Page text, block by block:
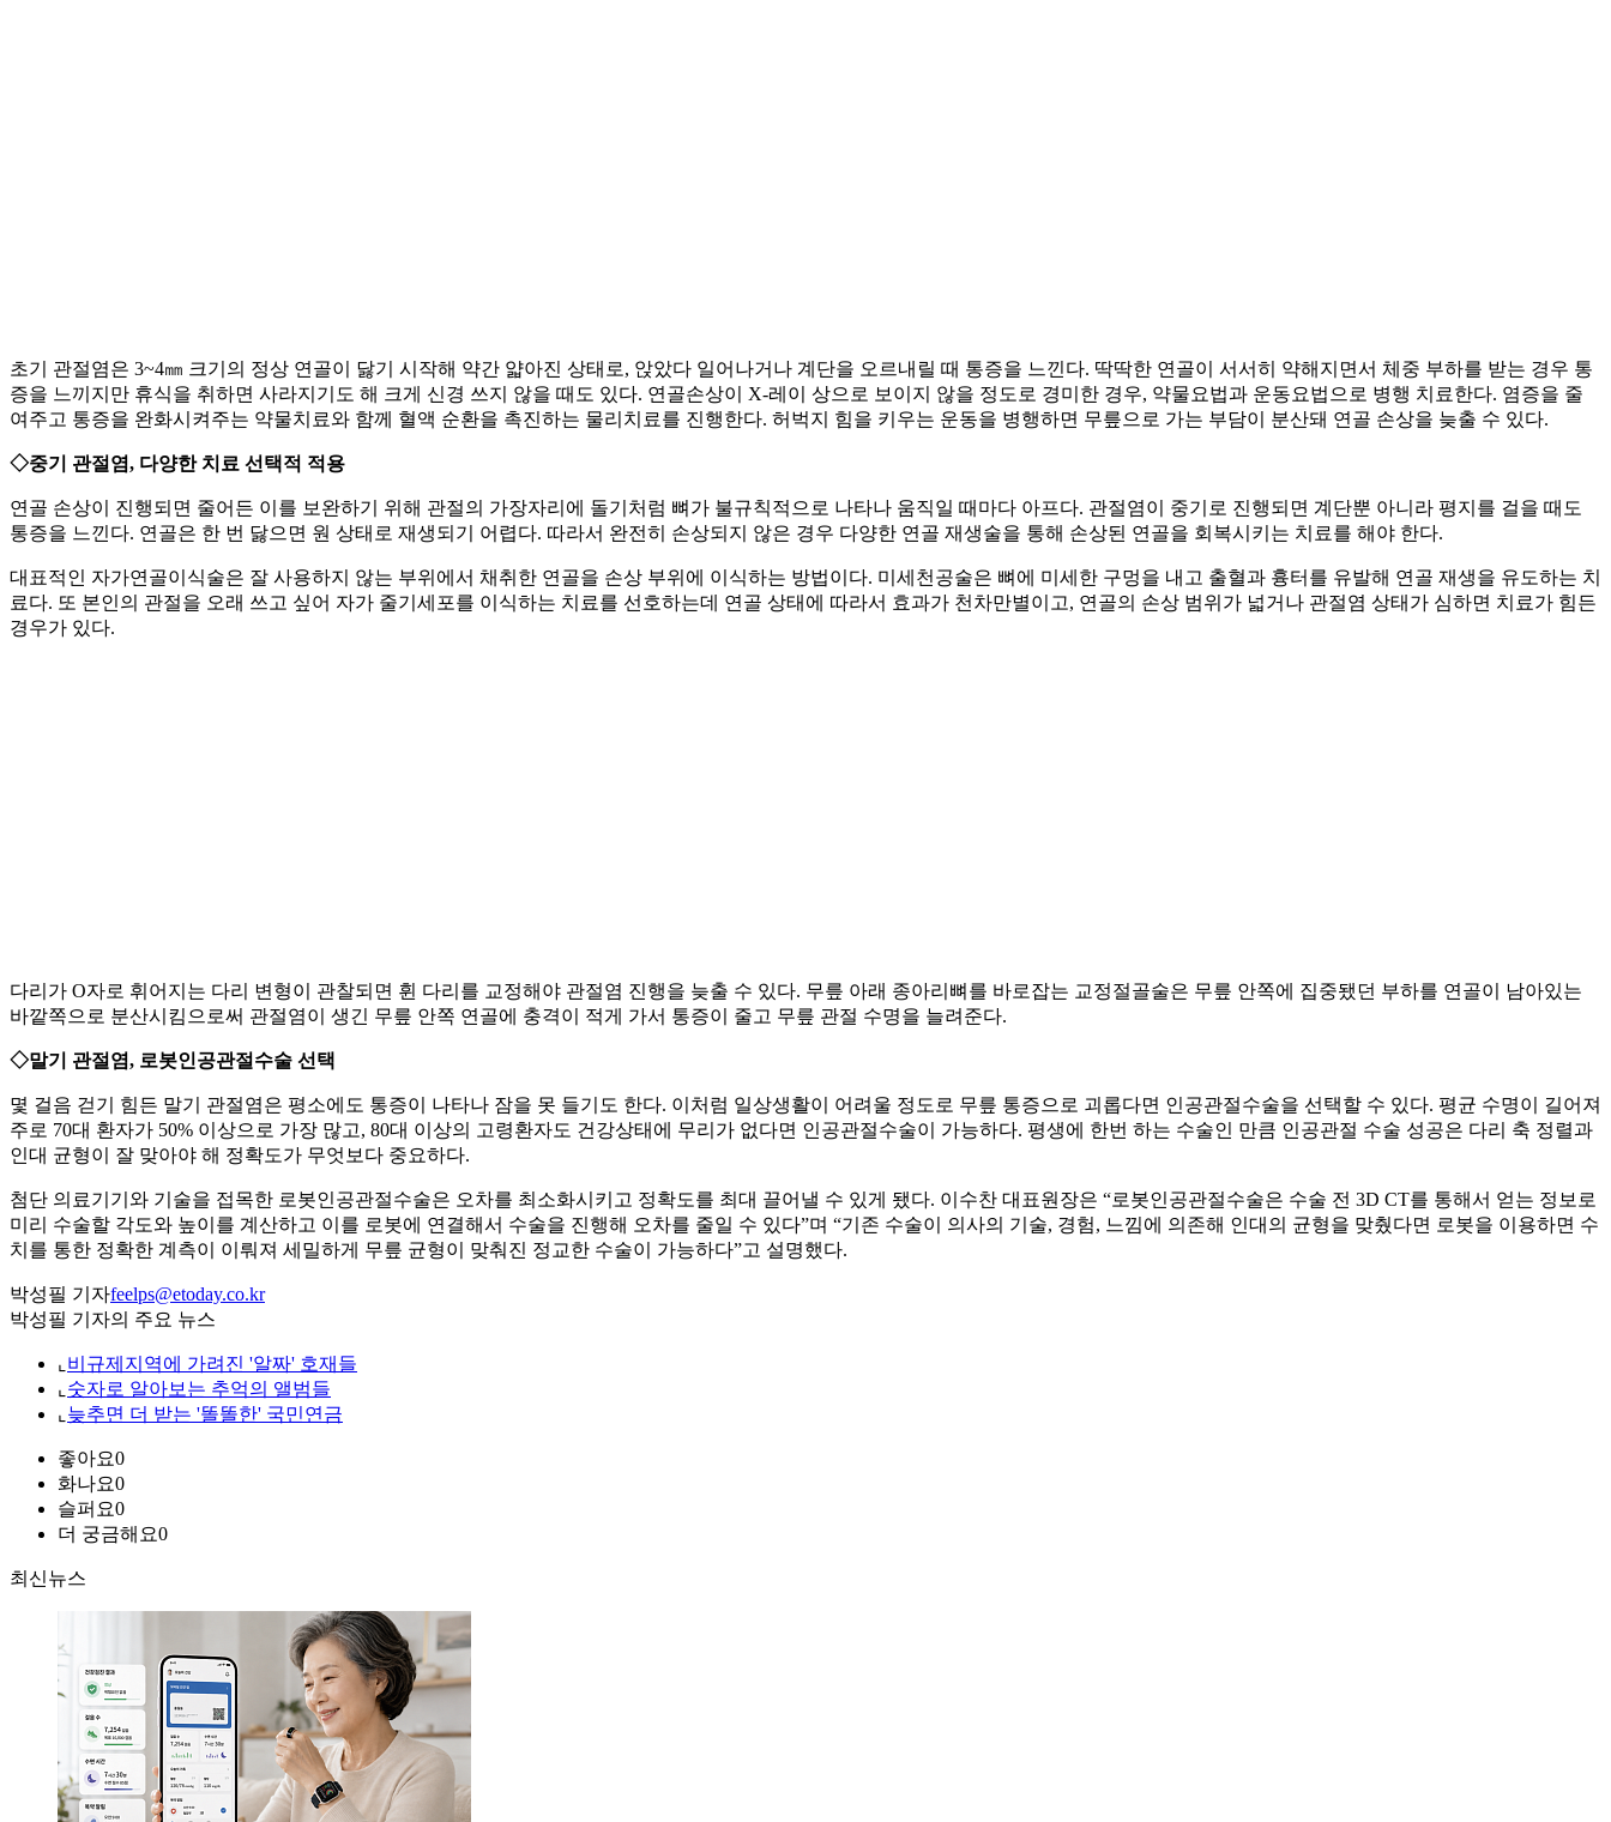
초기 관절염은 3~4㎜ 크기의 정상 연골이 닳기 시작해 약간 얇아진 상태로, 앉았다 일어나거나 계단을 오르내릴 때 통증을 느낀다. 딱딱한 연골이 서서히 약해지면서 체중 부하를 받는 경우 통
증을 느끼지만 휴식을 취하면 사라지기도 해 크게 신경 쓰지 않을 때도 있다. 연골손상이 X-레이 상으로 보이지 않을 정도로 경미한 경우, 약물요법과 운동요법으로 병행 치료한다. 염증을 줄
여주고 통증을 완화시켜주는 약물치료와 함께 혈액 순환을 촉진하는 물리치료를 진행한다. 허벅지 힘을 키우는 운동을 병행하면 무릎으로 가는 부담이 분산돼 연골 손상을 늦출 수 있다.
◇중기 관절염, 다양한 치료 선택적 적용
연골 손상이 진행되면 줄어든 이를 보완하기 위해 관절의 가장자리에 돌기처럼 뼈가 불규칙적으로 나타나 움직일 때마다 아프다. 관절염이 중기로 진행되면 계단뿐 아니라 평지를 걸을 때도
통증을 느낀다. 연골은 한 번 닳으면 원 상태로 재생되기 어렵다. 따라서 완전히 손상되지 않은 경우 다양한 연골 재생술을 통해 손상된 연골을 회복시키는 치료를 해야 한다.
대표적인 자가연골이식술은 잘 사용하지 않는 부위에서 채취한 연골을 손상 부위에 이식하는 방법이다. 미세천공술은 뼈에 미세한 구멍을 내고 출혈과 흉터를 유발해 연골 재생을 유도하는 치
료다. 또 본인의 관절을 오래 쓰고 싶어 자가 줄기세포를 이식하는 치료를 선호하는데 연골 상태에 따라서 효과가 천차만별이고, 연골의 손상 범위가 넓거나 관절염 상태가 심하면 치료가 힘든
경우가 있다.
다리가 O자로 휘어지는 다리 변형이 관찰되면 휜 다리를 교정해야 관절염 진행을 늦출 수 있다. 무릎 아래 종아리뼈를 바로잡는 교정절골술은 무릎 안쪽에 집중됐던 부하를 연골이 남아있는
바깥쪽으로 분산시킴으로써 관절염이 생긴 무릎 안쪽 연골에 충격이 적게 가서 통증이 줄고 무릎 관절 수명을 늘려준다.
◇말기 관절염, 로봇인공관절수술 선택
몇 걸음 걷기 힘든 말기 관절염은 평소에도 통증이 나타나 잠을 못 들기도 한다. 이처럼 일상생활이 어려울 정도로 무릎 통증으로 괴롭다면 인공관절수술을 선택할 수 있다. 평균 수명이 길어져
주로 70대 환자가 50% 이상으로 가장 많고, 80대 이상의 고령환자도 건강상태에 무리가 없다면 인공관절수술이 가능하다. 평생에 한번 하는 수술인 만큼 인공관절 수술 성공은 다리 축 정렬과
인대 균형이 잘 맞아야 해 정확도가 무엇보다 중요하다.
첨단 의료기기와 기술을 접목한 로봇인공관절수술은 오차를 최소화시키고 정확도를 최대 끌어낼 수 있게 됐다. 이수찬 대표원장은 “로봇인공관절수술은 수술 전 3D CT를 통해서 얻는 정보로
미리 수술할 각도와 높이를 계산하고 이를 로봇에 연결해서 수술을 진행해 오차를 줄일 수 있다”며 “기존 수술이 의사의 기술, 경험, 느낌에 의존해 인대의 균형을 맞췄다면 로봇을 이용하면 수
치를 통한 정확한 계측이 이뤄져 세밀하게 무릎 균형이 맞춰진 정교한 수술이 가능하다”고 설명했다.
박성필 기자feelps@etoday.co.kr
박성필 기자의 주요 뉴스
⌞ 비규제지역에 가려진 '알짜' 호재들
⌞ 숫자로 알아보는 추억의 앨범들
⌞ 늦추면 더 받는 '똘똘한' 국민연금
좋아요0
화나요0
슬퍼요0
더 궁금해요0
최신뉴스